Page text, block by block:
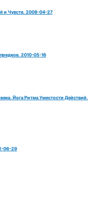
и Чувств. 2008-04-27
2010-05-16
Йога Ритма Уместости Действий.
06-29